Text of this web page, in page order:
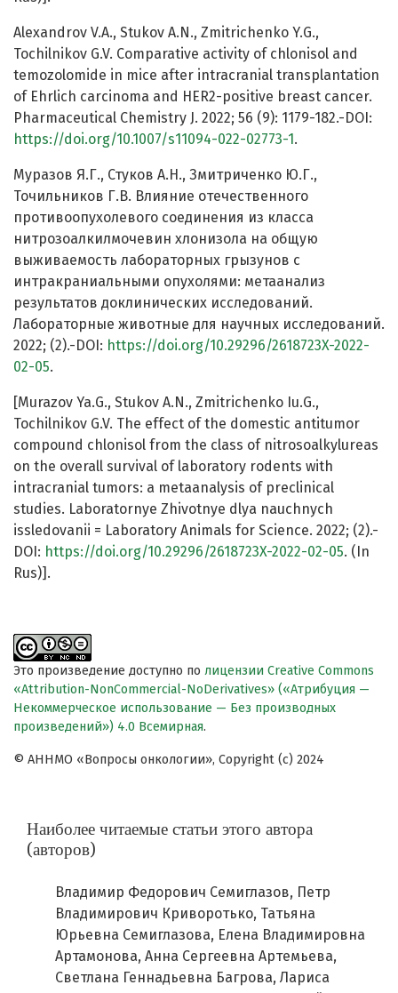
Alexandrov V.A., Stukov A.N., Zmitrichenko Y.G.,
Tochilnikov G.V. Сomparative activity of chlonisol and
temozolomide in mice after intracranial transplantation
of Еhrlich carcinoma and HER2-positive breast cancer.
Pharmaceutical Chemistry J. 2022; 56 (9): 1179-182.-DOI:
https://doi.org/10.1007/s11094-022-02773-1 .
Муразов Я.Г., Стуков А.Н., Змитриченко Ю.Г.,
Точильников Г.В. Влияние отечественного
противоопухолевого соединения из класса
нитрозоалкилмочевин хлонизола на общую
выживаемость лабораторных грызунов с
интракраниальными опухолями: метаанализ
результатов доклинических исследований.
Лабораторные животные для научных исследований.
2022; (2).-DOI: https://doi.org/10.29296/2618723X-2022-
02-05.
[Murazov Ya.G., Stukov A.N., Zmitrichenko Iu.G.,
Tochilnikov G.V. The effect of the domestic antitumor
compound chlonisol from the class of nitrosoalkylureas
on the overall survival of laboratory rodents with
intracranial tumors: a metaanalysis of preclinical
studies. Laboratornye Zhivotnye dlya nauchnych
issledovanii = Laboratory Animals for Science. 2022; (2).-
DOI: https://doi.org/10.29296/2618723X-2022-02-05. (In
Rus)].
Это произведение доступно по лицензии Creative Commons
«Attribution-NonCommercial-NoDerivatives» («Атрибуция —
Некоммерческое использование — Без производных
произведений») 4.0 Всемирная.
© АННМО «Вопросы онкологии», Copyright (c) 2024
Наиболее читаемые статьи этого автора
(авторов)
Владимир Федорович Семиглазов, Петр
Владимирович Криворотько, Татьяна
Юрьевна Семиглазова, Елена Владимировна
Артамонова, Анна Сергеевна Артемьева,
Светлана Геннадьевна Багрова, Лариса